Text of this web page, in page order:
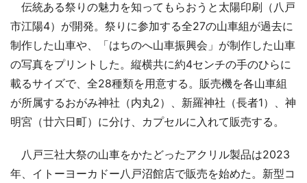
伝統ある祭りの魅力を知ってもらおうと太陽印刷（八戸
市江陽4）が開発。祭りに参加する全27の山車組が過去に
制作した山車や、「はちのへ山車振興会」が制作した山車
の写真をプリントした。縦横共に約4センチの手のひらに
載るサイズで、全28種類を用意する。販売機を各山車組
が所属するおがみ神社（内丸2）、新羅神社（長者1）、神
明宮（廿六日町）に分け、カプセルに入れて販売する。
八戸三社大祭の山車をかたどったアクリル製品は2023
年、イトーヨーカドー八戸沼館店で販売を始めた。新型コ